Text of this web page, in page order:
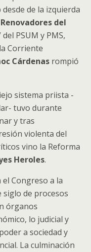
de la izquierda
Renovadores del
del PSUM y PMS,
Corriente
Cárdenas rompió
sistema priista -
tuvo durante
y tras
violenta del
vino la Reforma
Heroles.
Congreso a la
de procesos
órganos
lo judicial y
a sociedad y
La culminación